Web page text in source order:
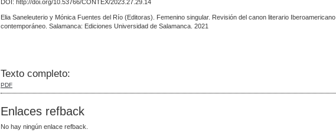
DOI: http://doi.org/10.53766/CONTEX/2023.27.29.14
Elia Saneleuterio y Mónica Fuentes del Río (Editoras). Femenino singular. Revisión del canon literario Iberoamericano
contemporáneo. Salamanca: Ediciones Universidad de Salamanca. 2021
Texto completo:
PDF
Enlaces refback
No hay ningún enlace refback.